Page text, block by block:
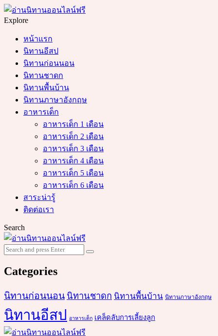
Menu
Search
Explore
หน้าแรก
นิทานอีสป
นิทานก่อนนอน
นิทานชาดก
นิทานพื้นบ้าน
นิทานภาษาอังกฤษ
อาหารเด็ก
อาหารเด็ก 1 เดือน
อาหารเด็ก 2 เดือน
อาหารเด็ก 3 เดือน
อาหารเด็ก 4 เดือน
อาหารเด็ก 5 เดือน
อาหารเด็ก 6 เดือน
สาระน่ารู้
ติดต่อเรา
Search
Search
for:
Search
Categories
นิทานก่อนนอน นิทานชาดก นิทานพื้นบ้าน นิทานภาษาอังกฤษ
นิทานอีสป อาหารเด็ก เคล็ดลับการเลี้ยงลูก